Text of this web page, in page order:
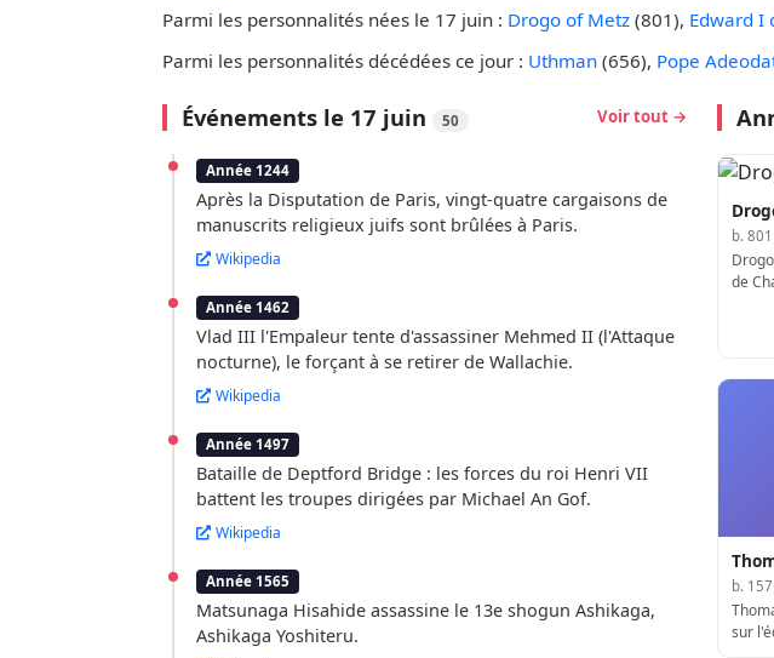
Parmi les personnalités nées le 17 juin : Drogo of Metz (801), Edward I
Parmi les personnalités décédées ce jour : Uthman (656), Pope
Événements le 17 juin 50 Voir tout →
Année 1244
Après la Disputation de Paris, vingt-quatre cargaisons de
manuscrits religieux juifs sont brûlées à Paris.
Wikipedia
Année 1462
Vlad III l'Empaleur tente d'assassiner Mehmed II (l'Attaque
nocturne), le forçant à se retirer de Wallachie.
Wikipedia
Année 1497
Bataille de Deptford Bridge : les forces du roi Henri VII
battent les troupes dirigées par Michael An Gof.
Wikipedia
Année 1565
Matsunaga Hisahide assassine le 13e shogun Ashikaga,
Ashikaga Yoshiteru.
b.
de
b.
sur